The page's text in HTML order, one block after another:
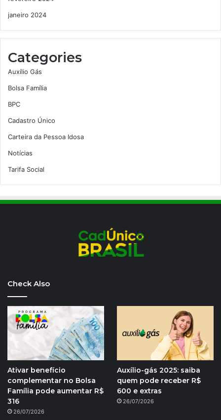
janeiro 2024
Categories
Auxílio Gás
Bolsa Família
BPC
Cadastro Único
Carteira da Pessoa Idosa
Notícias
Tarifa Social
Check Also
Ativar benefício
complementar no Bolsa
Família pode aumentar R$
316
26/07/2026
Auxílio-gás 2025: saiba
quem pode receber R$
600 e extras
26/07/2026